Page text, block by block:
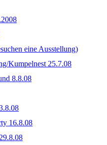
eine Ausstellung)
Kumpelnest 25.7.08
8.8.08
16.8.08